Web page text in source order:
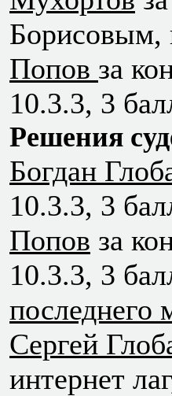
Борисовым,
Попов за
10.3.3, 3
Решения
Богдан
10.3.3, 3
Попов за
10.3.3, 3
последнего
Сергей
интернет